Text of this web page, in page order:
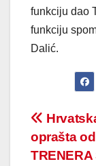
funkciju dao
funkciju
Dalić.
Post
oprašta od
TRENERA